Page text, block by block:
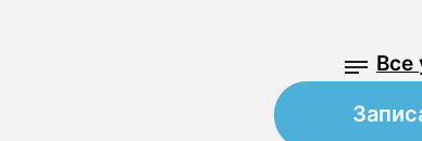
Все